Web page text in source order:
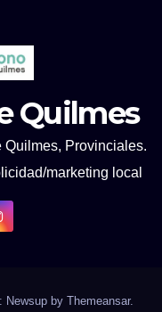
Quilmes
Quilmes, Provinciales.
marketing local
Newsup by Themeansar.